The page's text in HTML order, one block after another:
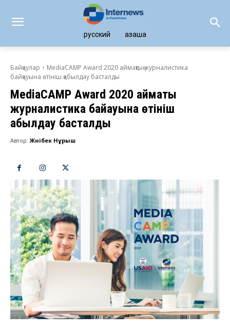
русский қазақша
Байқаулар
MediaCAMP Award 2020 аймақтық журналистика
байқауына өтініш қабылдау басталды
MediaCAMP Award 2020 аймақтық
журналистика байқауына өтініш
қабылдау басталды
Автор: Жәнібек Нұрыш